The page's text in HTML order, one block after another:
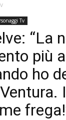
Tv
“La
più
ho